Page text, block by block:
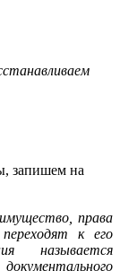
запишем на
права
к его
называется